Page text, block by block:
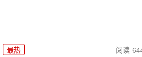
最热 阅读